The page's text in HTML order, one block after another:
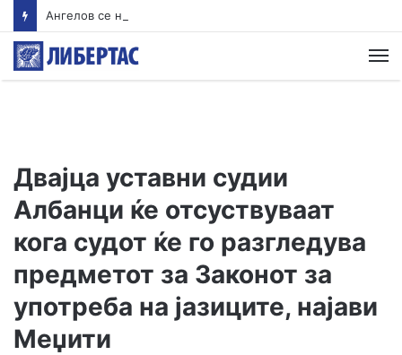
Двајца уставни судии
Албанци ќе отсуствуваат
кога судот ќе го разгледува
предметот за Законот за
употреба на јазиците, најави
Меџити